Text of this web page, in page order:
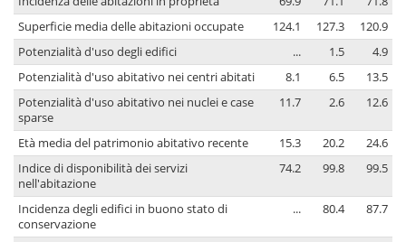
Superficie media delle abitazioni occupate
124.1 127.3
120.9
Potenzialità d'uso degli edifici
... 1.5
4.9
Potenzialità d'uso abitativo nei centri abitati
8.1 6.5
13.5
Potenzialità d'uso abitativo nei nuclei e case
sparse
11.7 2.6 12.6
Età media del patrimonio abitativo recente 15.3 20.2
24.6
Indice di disponibilità dei servizi
nell'abitazione
74.2 99.8 99.5
Incidenza degli edifici in buono stato di
conservazione
... 80.4 87.7